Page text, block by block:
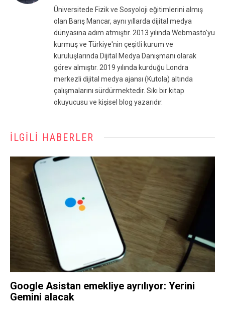
Üniversitede Fizik ve Sosyoloji eğitimlerini almış
olan Barış Mancar, aynı yıllarda dijital medya
dünyasına adım atmıştır. 2013 yılında Webmasto'yu
kurmuş ve Türkiye'nin çeşitli kurum ve
kuruluşlarında Dijital Medya Danışmanı olarak
görev almıştır. 2019 yılında kurduğu Londra
merkezli dijital medya ajansı (Kutola) altında
çalışmalarını sürdürmektedir. Sıkı bir kitap
okuyucusu ve kişisel blog yazarıdır.
İLGILI HABERLER
Google Asistan emekliye ayrılıyor: Yerini
Gemini alacak